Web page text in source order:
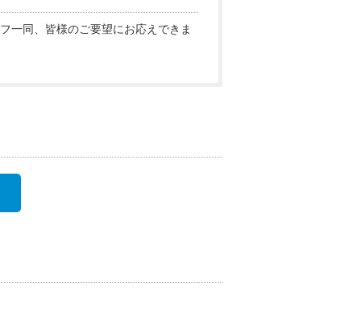
一同、皆様のご要望にお応えできま